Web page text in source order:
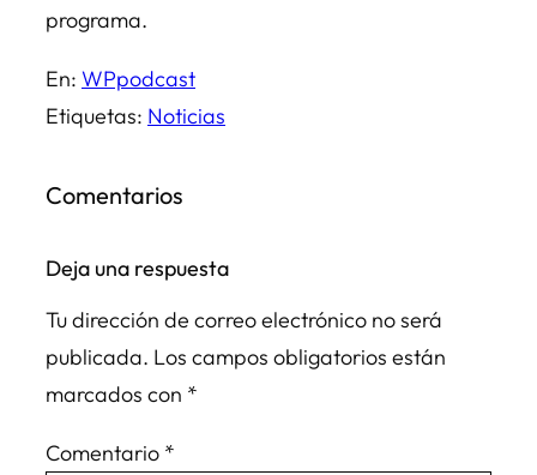
programa.
En: WPpodcast
Etiquetas: Noticias
Comentarios
Deja una respuesta
Tu dirección de correo electrónico no será
publicada. Los campos obligatorios están
marcados con *
Comentario *